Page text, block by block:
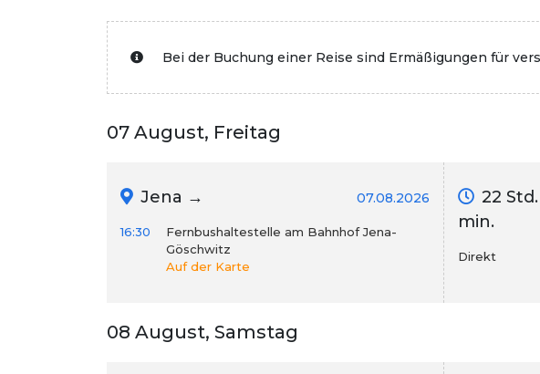
Bei der Buchung einer Reise sind Ermäßigungen für
07 August, Freitag
Jena → 07.08.2026
16:30
Fernbushaltestelle am Bahnhof Jena-
Göschwitz
Auf der Karte
22
min.
Direkt
08 August, Samstag